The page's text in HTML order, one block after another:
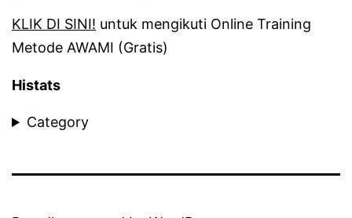
KLIK DI SINI! untuk mengikuti Online Training
Metode AWAMI (Gratis)
Histats
Category